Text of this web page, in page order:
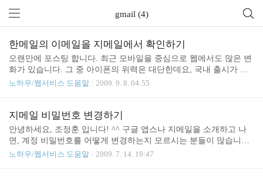
gmail (4)
한메일의 이메일을 지메일에서 확인하기
오랜만에 포스팅 합니다. 최근 모바일을 중심으로 웹에서도 많은 변
화가 있습니다. 그 중 아이폰의 위력은 대단한데요, 국내 출시가 불
투명한 시점에서도 아이폰 출시를 대비한 네이버/다음의 움직임이
이메일 클라이언트에서 한메일을 바로 불러올 수 있게 되었습니다.
여기에 그 방법을 공개합니다. 먼저 한메일의 메일 환경에 로그인 하
신 뒤, 환경설정 - POP3/IMAP 설정 메뉴에서 [지금부터 새로 수신되
는 메일만 받기] 부분을 선택하신 뒤 저장하기를 클릭하세요. 이어
지메일의 메일 환경에 로그인 하신 뒤, 환경설정 - 계정 탭 - [메일 계
노하우/웹서비스 도움말 2009. 9. 8. 04:55
지메일 비밀번호 변경하기
안녕하세요, 조정훈 입니다! ^^ 구글 앱스나 지메일을 소개하고 나
면, 계정 비밀번호를 어떻게 변경하는지 모르시는 분들이 많습니다.
너무나 쉽지만 비밀번호를 변경하는 것은 굉장히 중요한 일인 만큼,
노하우/웹서비스 도움말 2009. 7. 14. 19:47